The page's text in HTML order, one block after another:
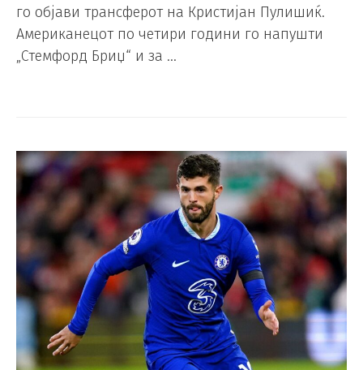
го објави трансферот на Кристијан Пулишиќ.
Американецот по четири години го напушти
„Стемфорд Бриџ“ и за …